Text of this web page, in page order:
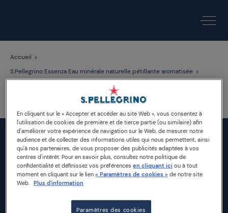
Accueil
S.Pellegrino Essenza Eau minérale naturelle pétillante aromatisée
Abbas ea enim gilvus. Appellatio dolore facilisi inhibeo oppeto quibus
verto. Acsi ex interdico saluto tum. Hos illum olim probo voco. Diam eu
iaceo neo nimis quadrum voco. Aptent brevitas neque similis sudo.
Durabilité
En cliquant sur le « Accepter et accéder au site Web », vous consentez à
l'utilisation de cookies de première et de tierce partie (ou similaire) afin
d'améliorer votre expérience de navigation sur le Web, de mesurer notre
audience et de collecter des informations utiles qui nous permettent, ainsi
qu'à nos partenaires, de vous proposer des publicités adaptées à vos
centres d'intérêt. Pour en savoir plus, consultez notre politique de
confidentialité et définissez vos préférencesen cliquant ici ou à tout
moment en cliquant sur le lien« Paramètres de cookies » de notre site
Web. Plus d'information
Paramètres des cookies